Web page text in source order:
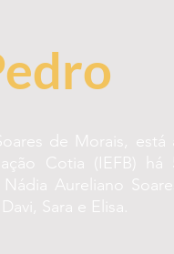
de Morais, está
Cotia (IEFB) há
Aureliano
Sara e Elisa.